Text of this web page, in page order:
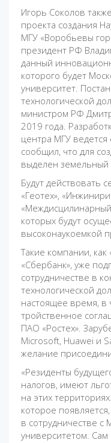
Игорь Соколов
проекта создания
МГУ «Воробьевы
президент РФ
данный
которого будет
университет.
технологической
министром РФ
2019 года.
центра МГУ ведется
сообщил, что для
выделен земельный
Будут действовать
«Геотех»,
которых будут
высоконаукоемкой
Такие компании,
«Сбербанк», уже
сотрудничестве в
технологической
настоящее время, в
тройственное
ПАО «Ростех».
Microsoft, Huawei и
желание
«Резиденты
налогов, имеют
на этих
которое
в сотрудничестве с
университетом. Сам